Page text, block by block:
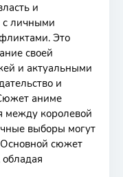
и
с личными
Это
своей
и актуальными
и
аниме
между королевой
выборы могут
сюжет
обладая